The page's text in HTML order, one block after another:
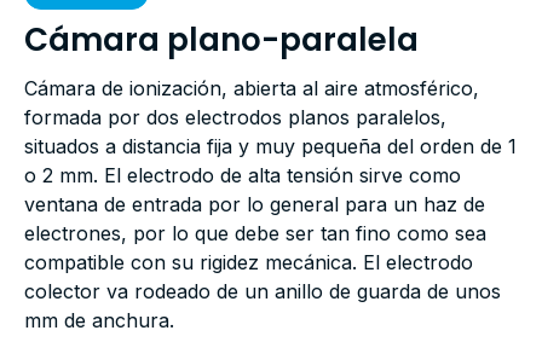
Cámara plano-paralela
Cámara de ionización, abierta al aire atmosférico,
formada por dos electrodos planos paralelos,
situados a distancia fija y muy pequeña del orden de 1
o 2 mm. El electrodo de alta tensión sirve como
ventana de entrada por lo general para un haz de
electrones, por lo que debe ser tan fino como sea
compatible con su rigidez mecánica. El electrodo
colector va rodeado de un anillo de guarda de unos
mm de anchura.